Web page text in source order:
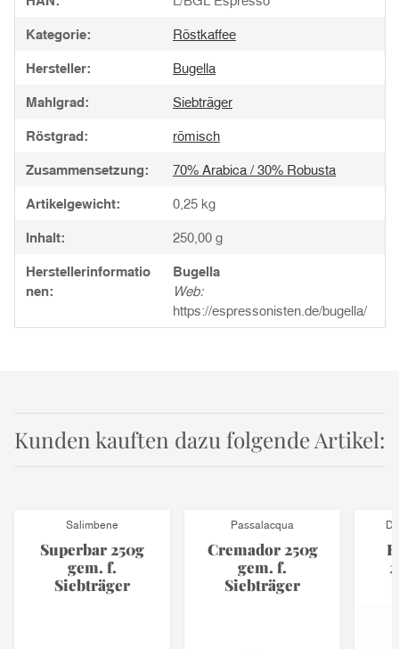
Kategorie: Röstkaffee
Hersteller: Bugella
Mahlgrad: Siebträger
Röstgrad: römisch
Zusammensetzung: 70% Arabica / 30% Robusta
Artikelgewicht: 0,25 kg
Inhalt: 250,00 g
Herstellerinformatio
nen:
Bugella
Web:
https://espressonisten.de/bugella/
Kunden kauften dazu folgende Artikel:
Salimbene
Superbar 250g
gem. f.
Siebträger
Passalacqua
Cremador 250g
gem. f.
Siebträger